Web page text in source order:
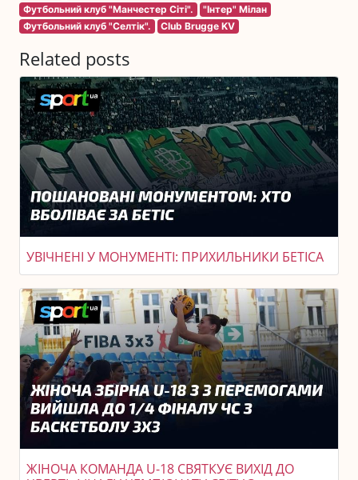
Футбольний клуб "Манчестер Сіті".
"Інтер" Мілан
Футбольний клуб "Селтік".
Club Brugge KV
Related posts
УВІЧНЕНІ У МОНУМЕНТІ: ПРИХИЛЬНИКИ БЕТІСА
ЖІНОЧА КОМАНДА U-18 СВЯТКУЄ ВИХІД ДО